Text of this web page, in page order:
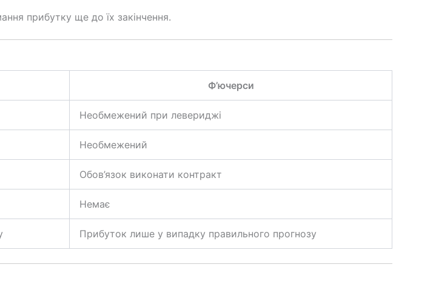
прибутку ще до їх закінчення.
Ф’ючерси
Необмежений при левериджі
Необмежений
Обов’язок виконати контракт
Немає
Прибуток лише у випадку правильного прогнозу